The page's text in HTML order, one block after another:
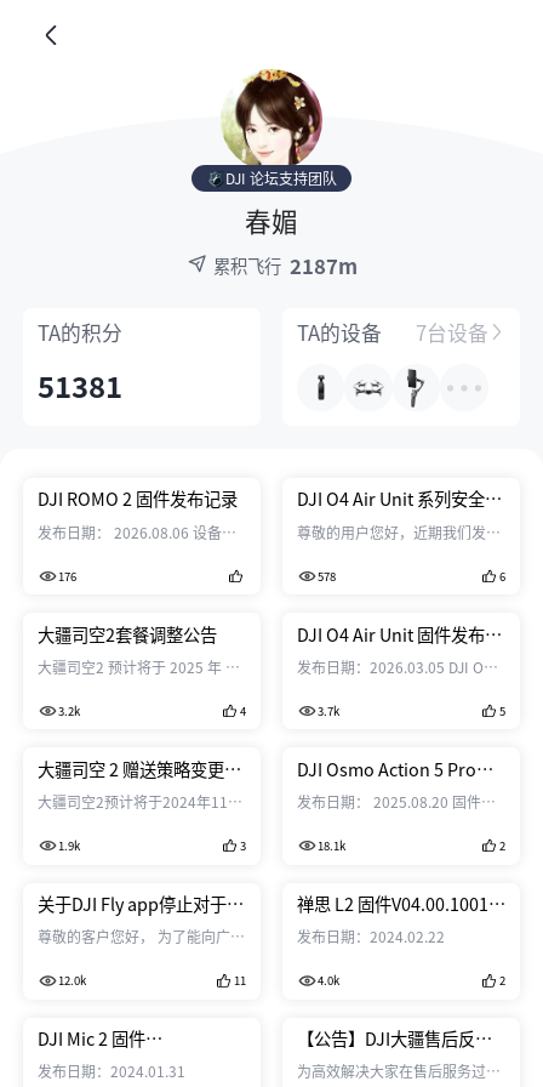
DJI 论坛支持团队
春媚
累积飞行 2187m
TA的积分
51381
TA的设备 7台设备
DJI ROMO 2 固件发布记录
发布日期： 2026.08.06 设备固
App iOS版本： V1.6.3 Home
更新 • 支持按日期设置单次定
迹区分显示。 • 支持单个障碍
物直接生成忽略区域。 • 多层
池温控养护。 • 优化清洁路径
与任务节奏，...
176
DJI O4 Air Unit 系列安全使
用提示
尊敬的用户您好，近期我们发现
系列产品时，出现未按正常步骤
可能导致射频器件无法工作或损
使用体验，工程师在
v01.00.0200 固件中新增了软件
以确保设备正常使用，感谢大家
的支持。
578 6
大疆司空2套餐调整公告
大疆司空2 预计将于 2025 年 4
（1）全部原套餐（专业版1个
量、建图充值、直播充值、存储
月； （2）直播充值、建图充
值、存储空间扩容套餐，激活
买的套餐，历史购买套餐保持原
逻辑。 2.新套餐推出： （1）更
容套餐； （2）企...
3.2k 4
DJI O4 Air Unit 固件发布记
录
发布日期：2026.03.05 DJI O4
v01.00.05.00 本次更新 •修复
问题。 注意： •升级完成后，
控器。 •若升级失败，重启天空
端及DJI Assistant 2（消费机系
3.7k 5
大疆司空 2 赠送策略变更公
告
大疆司空2预计将于2024年11月
的策略,调整内容如下：1.赠送逻
1.9k 3
DJI Osmo Action 5 Pro固
件发布记录
发布日期： 2025.08.20 固件版
iOS版本： V2.3.4 DJI Mimo App
• 新增相册密码锁功能，提供更
机首次访问回放素材时需进行密
码校验。 • 修复部分已知问
启Osmo...
18.1k 2
关于DJI Fly app停止对于
iOS 12支持的通知
尊敬的客户您好， 为了能向广大
软件服务，以持续为您提供更好
在 v1.13.4 及之后的版本停止对
持。这意味着： · 我们将不再
12.0k 11
禅思 L2 固件V04.00.1001发
布记录（2024.12.06）
发布日期：2024.02.22
4.0k 2
DJI Mic 2 固件
V04.05.01.11 发布记录
发布日期：2024.01.31
【公告】DJI大疆售后反馈/
申诉帖【1.1-1.10】
为高效解决大家在售后服务过程